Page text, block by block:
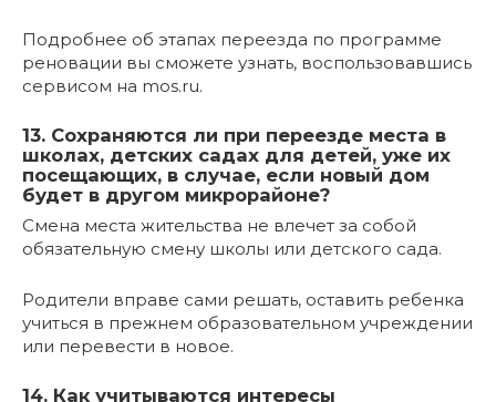
Подробнее об этапах переезда по программе
реновации вы сможете узнать, воспользовавшись
сервисом на mos.ru.
13. Сохраняются ли при переезде места в
школах, детских садах для детей, уже их
посещающих, в случае, если новый дом
будет в другом микрорайоне?
Смена места жительства не влечет за собой
обязательную смену школы или детского сада.
Родители вправе сами решать, оставить ребенка
учиться в прежнем образовательном учреждении
или перевести в новое.
14. Как учитываются интересы